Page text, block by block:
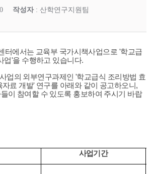
작성자: 산학연구지원팀
터에서는 교육부 국가시책사업으로 '학교급
업'을 수행하고 있습니다.
사업의 외부연구과제인 '학교급식 조리방법 효
자료 개발' 연구를 아래와 같이 공고하오니,
이 참여할 수 있도록 홍보하여 주시기 바랍
사업기간